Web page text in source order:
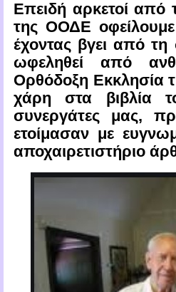
Επειδή αρκετοί από
της ΟΟΔΕ
έχοντας βγει από τη
ωφεληθεί από
Ορθόδοξη Εκκλησία
χάρη στα βιβλία
συνεργάτες μας,
ετοίμασαν με
αποχαιρετιστήριο